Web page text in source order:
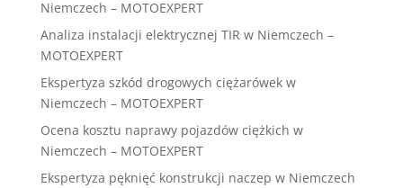
Niemczech – MOTOEXPERT
Analiza instalacji elektrycznej TIR w Niemczech –
MOTOEXPERT
Ekspertyza szkód drogowych ciężarówek w
Niemczech – MOTOEXPERT
Ocena kosztu naprawy pojazdów ciężkich w
Niemczech – MOTOEXPERT
Ekspertyza pęknięć konstrukcji naczep w Niemczech